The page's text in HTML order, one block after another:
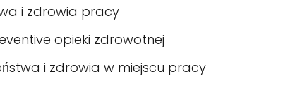
i zdrowia pracy
opieki zdrowotnej
i zdrowia w miejscu pracy